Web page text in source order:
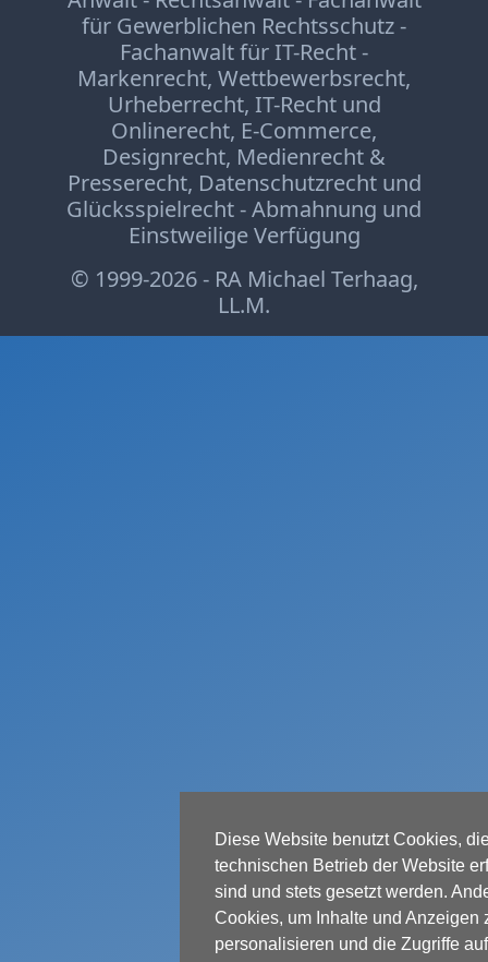
Diese Website benutzt Cookies,
technischen Betrieb der Website
sind und stets gesetzt werden.
Cookies, um Inhalte und Anzeigen
personalisieren und die Zugriffe
für Gewerblichen Rechtsschutz -
Fachanwalt für IT-Recht -
Markenrecht, Wettbewerbsrecht,
Urheberrecht, IT-Recht und
Onlinerecht, E-Commerce,
Designrecht, Medienrecht &
Presserecht, Datenschutzrechtund
Glücksspielrecht-Abmahnung und
Einstweilige Verfügung
© 1999-2026 - RA Michael Terhaag,
LL.M.